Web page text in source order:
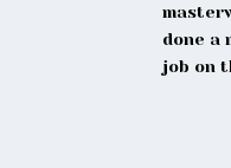
done a
job on